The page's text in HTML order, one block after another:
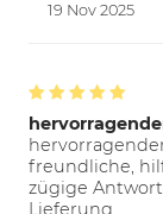
19 Nov 2025
freundliche,
zügige
Lieferung